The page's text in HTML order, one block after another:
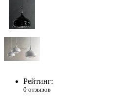
Рейтинг:
0 отзывов